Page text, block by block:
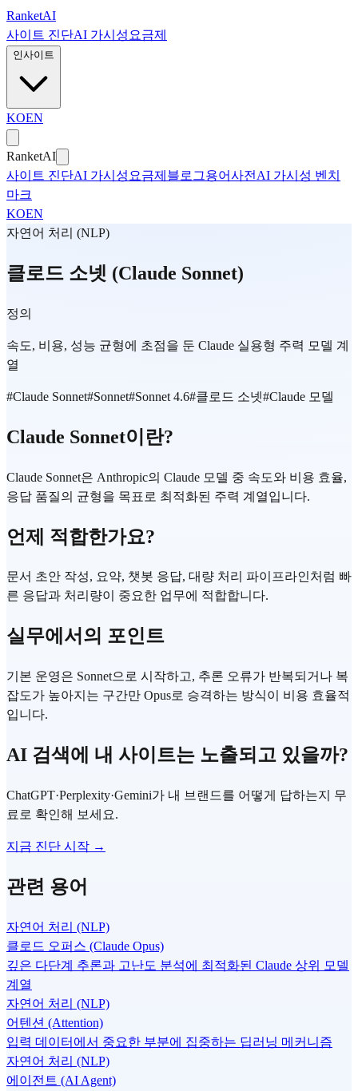
본문으로 건너뛰기
RanketAI
사이트 진단AI 가시성 요금제
인사이트
KOEN
RanketAI
사이트 진단AI 가시성 요금제 블로그용어사전 AI 가시성 벤치
마크
KOEN
자연어 처리 (NLP)
클로드 소넷 (Claude Sonnet)
정의
속도, 비용, 성능 균형에 초점을 둔 Claude 실용형 주력 모델 계
열
#Claude Sonnet#Sonnet#Sonnet 4.6#클로드 소넷#Claude 모델
Claude Sonnet이란?
Claude Sonnet은 Anthropic의 Claude 모델 중 속도와 비용 효율,
응답 품질의 균형을 목표로 최적화된 주력 계열입니다.
언제 적합한가요?
문서 초안 작성, 요약, 챗봇 응답, 대량 처리 파이프라인처럼 빠
른 응답과 처리량이 중요한 업무에 적합합니다.
실무에서의 포인트
기본 운영은 Sonnet으로 시작하고, 추론 오류가 반복되거나 복
잡도가 높아지는 구간만 Opus로 승격하는 방식이 비용 효율적
입니다.
AI 검색에 내 사이트는 노출되고 있을까?
ChatGPT·Perplexity·Gemini가 내 브랜드를 어떻게 답하는지 무
료로 확인해 보세요.
지금 진단 시작 →
관련 용어
자연어 처리 (NLP)
클로드 오퍼스 (Claude Opus)
깊은 다단계 추론과 고난도 분석에 최적화된 Claude 상위 모델
계열
자연어 처리 (NLP)
어텐션 (Attention)
입력 데이터에서 중요한 부분에 집중하는 딥러닝 메커니즘
자연어 처리 (NLP)
에이전트 (AI Agent)